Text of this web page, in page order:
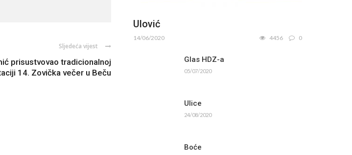
Sljedeća vijest
prisustvovao tradicionalnoj
14. Zovička večer u Beču
Ulović
14/06/2020 4456 0
Glas HDZ-a
05/07/2020
Ulice
24/08/2020
Boće